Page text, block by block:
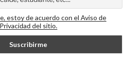
estoy de acuerdo con el Aviso de
Privacidad del sitio.